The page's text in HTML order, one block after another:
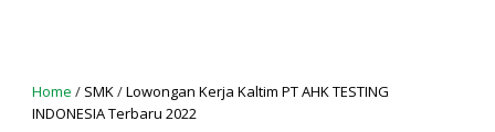
Home / SMK/Lowongan Kerja Kaltim PT AHK TESTING
INDONESIA Terbaru 2022